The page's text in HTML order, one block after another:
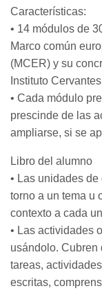
Características:
• 14 módulos de
Marco común
(MCER) y su
Instituto
• Cada módulo
prescinde de las
ampliarse, si se
Libro del alumno
• Las unidades
torno a un tema u
contexto a cada
• Las actividades
usándolo. Cubren
tareas,
escritas,